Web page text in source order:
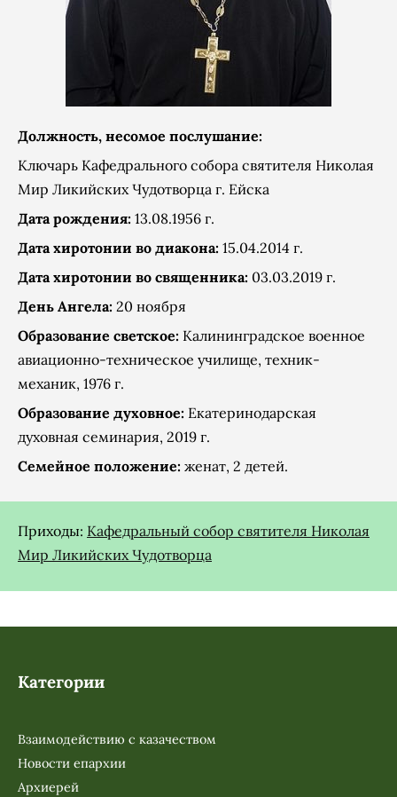
Должность, несомое послушание:
Ключарь Кафедрального собора святителя Николая
Мир Ликийских Чудотворца г. Ейска
Дата рождения: 13.08.1956 г.
Дата хиротонии во диакона: 15.04.2014 г.
Дата хиротонии во священника: 03.03.2019 г.
День Ангела: 20 ноября
Образование светское: Калининградское военное
авиационно-техническое училище, техник-
механик, 1976 г.
Образование духовное: Екатеринодарская
духовная семинария, 2019 г.
Семейное положение: женат, 2 детей.
Приходы: Кафедральный собор святителя Николая
Мир Ликийских Чудотворца
Категории
Взаимодействию с казачеством
Новости епархии
Архиерей